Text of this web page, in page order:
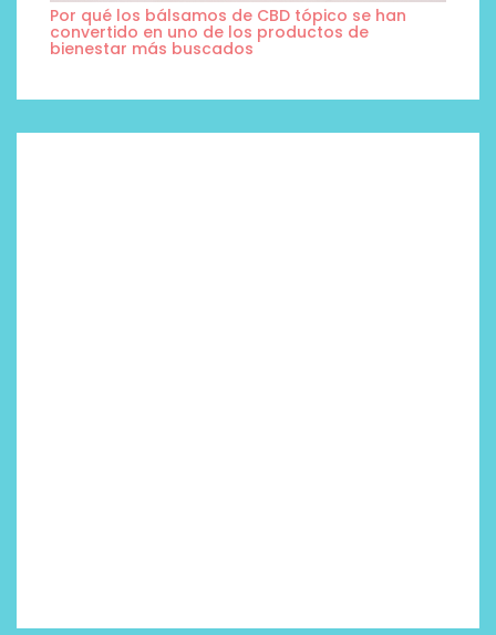
Por qué los bálsamos de CBD tópico se han
convertido en uno de los productos de
bienestar más buscados